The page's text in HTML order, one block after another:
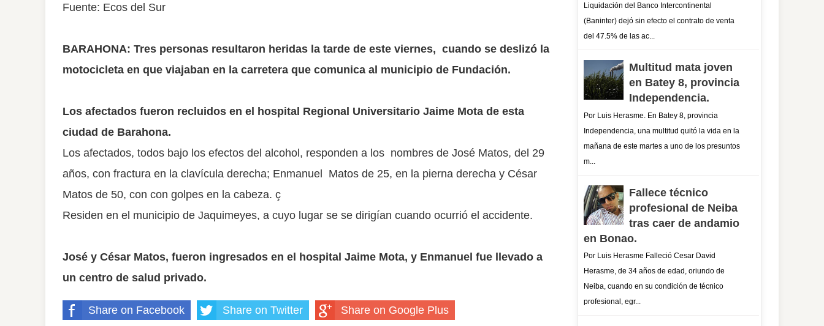
Fuente: Ecos del Sur
BARAHONA: Tres personas resultaron heridas la tarde de este viernes, cuando se deslizó la
motocicleta en que viajaban en la carretera que comunica al municipio de Fundación.
Los afectados fueron recluidos en el hospital Regional Universitario Jaime Mota de esta
ciudad de Barahona.
Los afectados, todos bajo los efectos del alcohol, responden a los nombres de José Matos, del 29
años, con fractura en la clavícula derecha; Enmanuel Matos de 25, en la pierna derecha y César
Matos de 50, con con golpes en la cabeza. ç
Residen en el municipio de Jaquimeyes, a cuyo lugar se se dirigían cuando ocurrió el accidente.
José y César Matos, fueron ingresados en el hospital Jaime Mota, y Enmanuel fue llevado a
un centro de salud privado.
Share on Facebook Share on Twitter Share on Google Plus
Liquidación del Banco Intercontinental
(Baninter) dejó sin efecto el contrato de venta
del 47.5% de las ac...
Multitud mata joven
en Batey 8, provincia
Independencia.
Por Luis Herasme. En Batey 8, provincia
Independencia, una multitud quitó la vida en la
mañana de este martes a uno de los presuntos
m...
Fallece técnico
profesional de Neiba
tras caer de andamio
en Bonao.
Por Luis Herasme Falleció Cesar David
Herasme, de 34 años de edad, oriundo de
Neiba, cuando en su condición de técnico
profesional, egr...